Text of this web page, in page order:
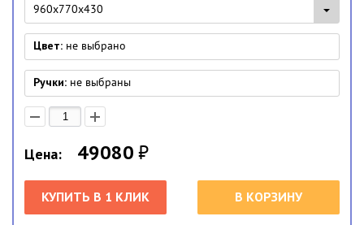
960x770x430
Цвет: не выбрано
Ручки: не выбраны
Цена: 49080₽
КУПИТЬ В 1 КЛИК В КОРЗИНУ